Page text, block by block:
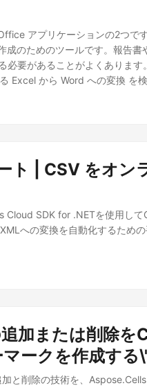
変換を自動化するプロセスを
本ガイドでは、Aspose.
アプリケーションの2つで
のためのツールです。報告書
要があることがよくあります
Excel から Word への変換 を
ーション向けの柔軟なソリュ
す。この Java SDK は、すべ
への変換自動化を簡素化し
ドでは、設定手順、変換オプシ
ト | CSV をオン
SDK for .NETを使用して
への変換を自動化するため
加または削除を
ークを作成する
と削除の技術を、